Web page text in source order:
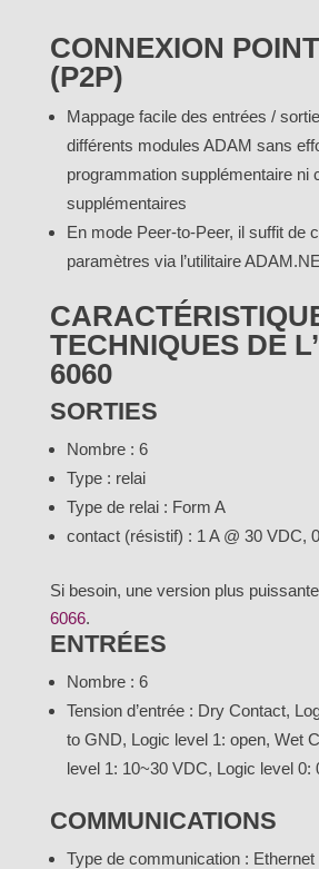
CONNEXION
(P2P)
Mappage facile des entrées /
différents modules ADAM sans
programmation supplémentaire ni
supplémentaires
En mode Peer-to-Peer, il suffit de
paramètres via l’utilitaire
TECHNIQUES DE
6060
SORTIES
Nombre : 6
Type : relai
Type de relai : Form A
contact (résistif) : 1 A @ 30 VDC,
Si besoin, une version plus
6066.
ENTRÉES
Nombre : 6
Tension d’entrée : Dry Contact,
to GND, Logic level 1: open, Wet
level 1: 10~30 VDC, Logic level 0:
COMMUNICATIONS
Type de communication : Ethernet